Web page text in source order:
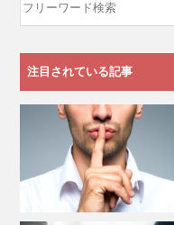
注目されている記事